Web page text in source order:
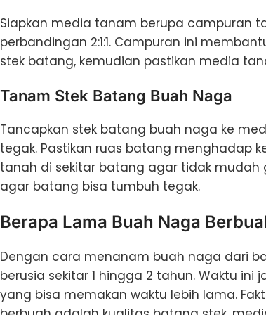
Siapkan media tanam berupa campuran
perbandingan 2:1:1. Campuran ini
stek batang, kemudian pastikan media
Tanam Stek Batang Buah Naga
Tancapkan stek batang buah naga ke
tegak. Pastikan ruas batang menghadap
tanah di sekitar batang agar tidak mudah
agar batang bisa tumbuh tegak.
Berapa Lama Buah Naga
Dengan cara menanam buah naga dari
berusia sekitar 1 hingga 2 tahun. Waktu
yang bisa memakan waktu lebih lama.